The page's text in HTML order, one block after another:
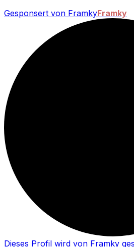
Gesponsert von FramkyFramky
Dieses Profil wird von Framky